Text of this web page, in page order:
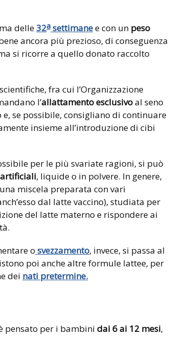
delle32a settimanee con un peso
ancora più prezioso, di conseguenza
si ricorre a quello donato raccolto
fra cui l’Organizzazione
l’allattamento esclusivoal seno
se possibile, consigliano di continuare
insieme all’introduzione di cibi
per le più svariate ragioni, si può
, liquide o in polvere. In genere,
miscela preparata con vari
dal latte vaccino), studiata per
del latte materno e rispondere ai
o svezzamento, invece, si passa al
poi anche altre formule lattee, per
dei nati pretermine.
pensato per i bambini dai 6 ai 12 mesi,